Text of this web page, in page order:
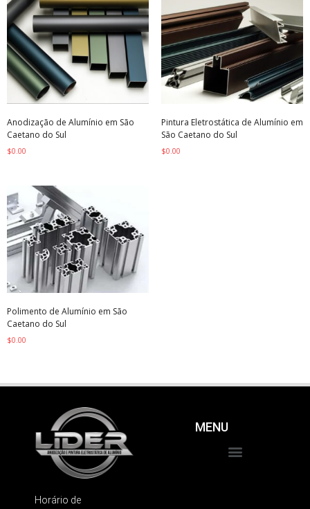
Anodização de Alumínio em São
Caetano do Sul
$0.00
Pintura Eletrostática de Alumínio em
São Caetano do Sul
$0.00
Polimento de Alumínio em São
Caetano do Sul
$0.00
Horário de
MENU